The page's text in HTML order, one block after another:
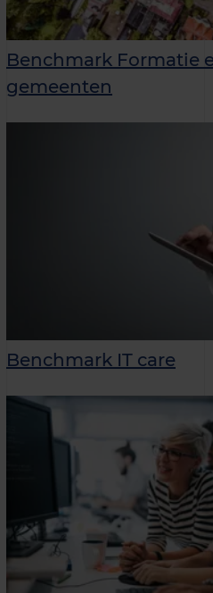
Benchmark Formatie
gemeenten
Benchmark IT care